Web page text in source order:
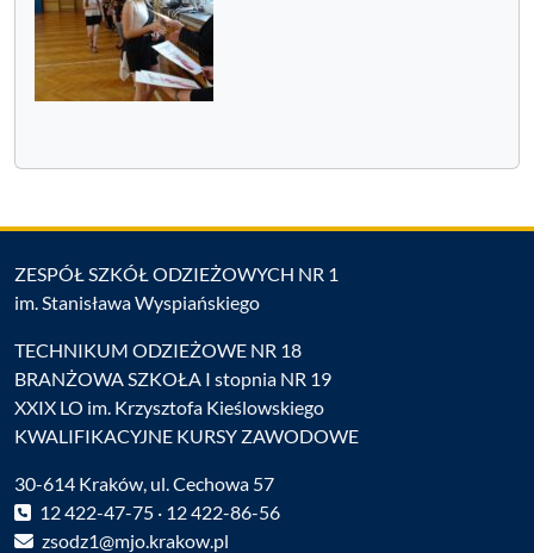
ZESPÓŁ SZKÓŁ ODZIEŻOWYCH NR 1
im. Stanisława Wyspiańskiego
TECHNIKUM ODZIEŻOWE NR 18
BRANŻOWA SZKOŁA I stopnia NR 19
XXIX LO im. Krzysztofa Kieślowskiego
KWALIFIKACYJNE KURSY ZAWODOWE
30-614 Kraków, ul. Cechowa 57
12 422-47-75 · 12 422-86-56
zsodz1@mjo.krakow.pl